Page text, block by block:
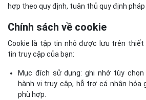
hợp theo quy định, tuân thủ quy định pháp
Chính sách về cookie
Cookie là tập tin nhỏ được lưu trên thiết
tin truy cập của bạn:
Mục đích sử dụng: ghi nhớ tùy
hành vi truy cập, hỗ trợ cá nhân hóa
phù hợp.